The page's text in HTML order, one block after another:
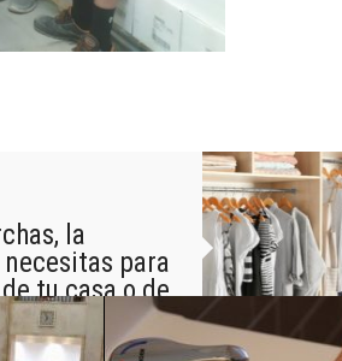
la
para
tu casa o de